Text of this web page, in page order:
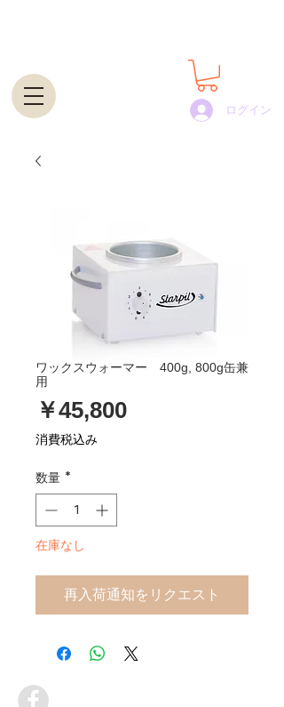
ログイン
ワックスウォーマー 400g, 800g缶兼
用
￥45,800価
消費税込み
数量 *
在庫なし
再入荷通知をリクエスト